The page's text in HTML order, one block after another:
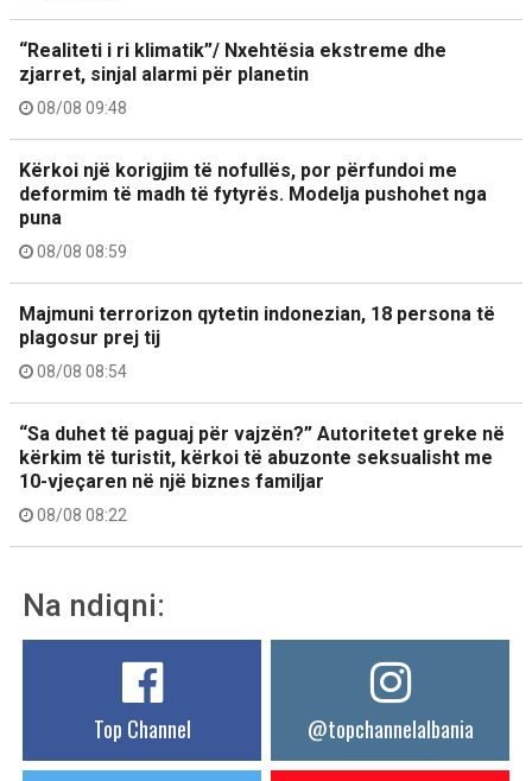
“Realiteti i ri klimatik”/ Nxehtësia ekstreme dhe
zjarret, sinjal alarmi për planetin
08/08 09:48
Kërkoi një korigjim të nofullës, por përfundoi me
deformim të madh të fytyrës. Modelja pushohet nga
puna
08/08 08:59
Majmuni terrorizon qytetin indonezian, 18 persona të
plagosur prej tij
08/08 08:54
“Sa duhet të paguaj për vajzën?” Autoritetet greke në
kërkim të turistit, kërkoi të abuzonte seksualisht me
10-vjeçaren në një biznes familjar
08/08 08:22
Na ndiqni:
Top Channel @topchannelalbania